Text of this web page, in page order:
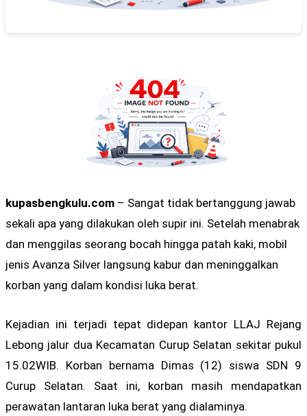
kupasbengkulu.com – Sangat tidak bertanggung jawab
sekali apa yang dilakukan oleh supir ini. Setelah menabrak
dan menggilas seorang bocah hingga patah kaki, mobil
jenis Avanza Silver langsung kabur dan meninggalkan
korban yang dalam kondisi luka berat.
Kejadian ini terjadi tepat didepan kantor LLAJ Rejang
Lebong jalur dua Kecamatan Curup Selatan sekitar pukul
15.02WIB. Korban bernama Dimas (12) siswa SDN 9
Curup Selatan. Saat ini, korban masih mendapatkan
perawatan lantaran luka berat yang dialaminya.